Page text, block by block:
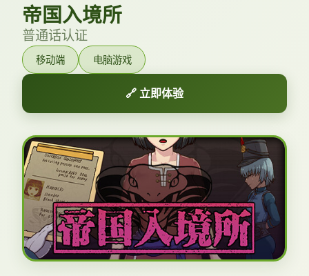
帝国入境所
普通话认证
移动端 电脑游戏
🔗 立即体验